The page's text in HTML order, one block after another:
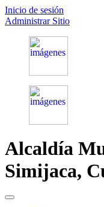
Inicio de sesión
Administrar Sitio
Alcaldía
Simijaca,